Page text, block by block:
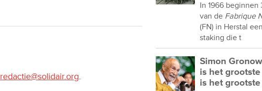
redactie@solidair.org.
In 1966
van de Fabrique
(FN) in Herstal
staking die t
Simon
is het
is het